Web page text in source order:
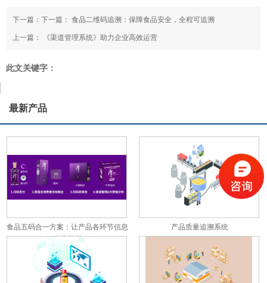
下一篇：下一篇：食品二维码追溯：保障食品安全，全程可追溯
上一篇： 《渠道管理系统》助力企业高效运营
此文关键字：
最新产品
食品五码合一方案：让产品各环节信息
彼此关联
产品质量追溯系统